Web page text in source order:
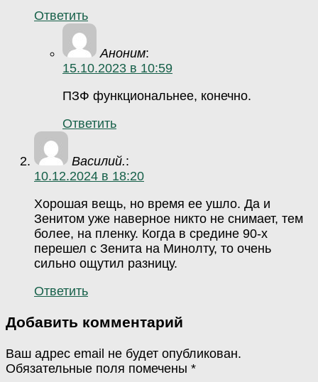
Ответить
Аноним:
15.10.2023 в 10:59
ПЗФ функциональнее, конечно.
Ответить
Василий.:
10.12.2024 в 18:20
Хорошая вещь, но время ее ушло. Да и
Зенитом уже наверное никто не снимает, тем
более, на пленку. Когда в средине 90-х
перешел с Зенита на Минолту, то очень
сильно ощутил разницу.
Ответить
Добавить комментарий
Ваш адрес email не будет опубликован.
Обязательные поля помечены *